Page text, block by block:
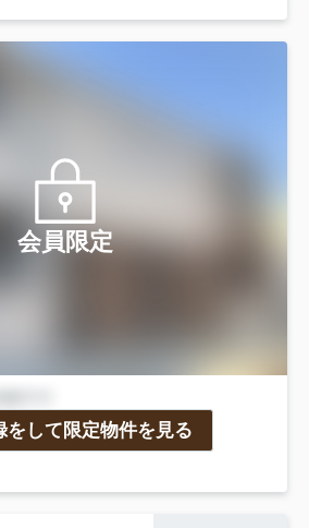
会員限定
をして限定物件を見る